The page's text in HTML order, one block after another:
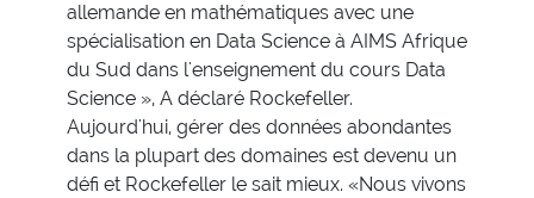
allemande en mathématiques avec une
spécialisation en Data Science à AIMS Afrique
du Sud dans l'enseignement du cours Data
Science », A déclaré Rockefeller.
Aujourd'hui, gérer des données abondantes
dans la plupart des domaines est devenu un
défi et Rockefeller le sait mieux. «Nous vivons